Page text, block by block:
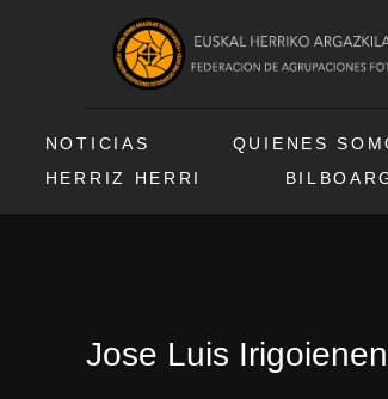
NOTICIAS QUIENES
HERRIZ HERRI
Jose Luis